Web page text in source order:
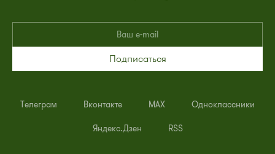
Подписаться
Телеграм Вконтакте MAX Одноклассники
Яндекс.Дзен RSS